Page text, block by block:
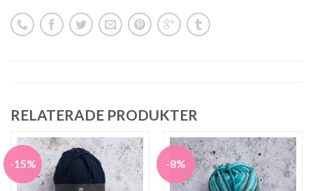
RELATERADE PRODUKTER
-15% -8%